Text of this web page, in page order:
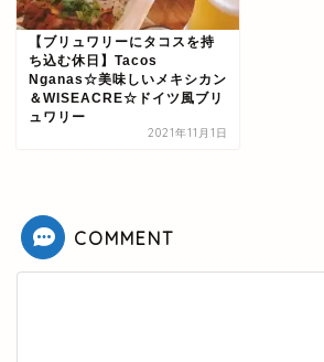
【ブリュワリーにタコスを持
ち込む休日】Tacos
Nganas☆美味しいメキシカン
＆WISEACRE☆ドイツ風ブリ
ュワリー
2021年11月1日
COMMENT